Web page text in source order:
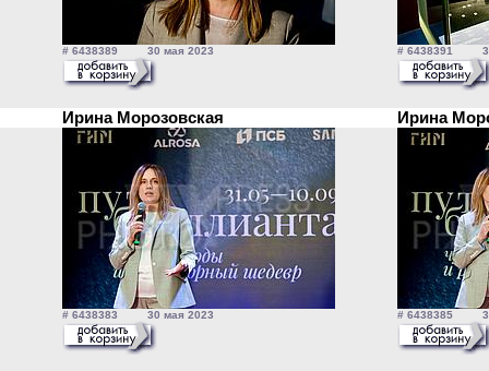
# 6438389 30 мая 2023 # 6438391 30
Ирина Морозовская Ирина
# 6438383 30 мая 2023 # 6438385 30